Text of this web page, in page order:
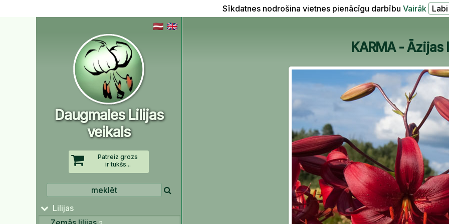
Sīkdatnes nodrošina vietnes pienācīgu darbību Vairāk
Daugmales Lilijas
veikals
Patreiz grozs
ir tukšs...
Lilijas
KARMA - Āzijas